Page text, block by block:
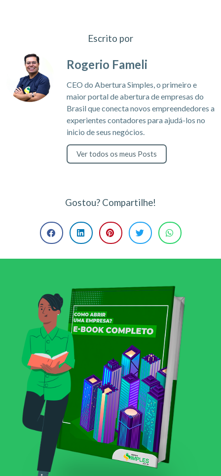
Escrito por
Rogerio Fameli
CEO do Abertura Simples, o primeiro e
maior portal de abertura de empresas do
Brasil que conecta novos empreendedores a
experientes contadores para ajudá-los no
inicio de seus negócios.
Ver todos os meus Posts
Gostou? Compartilhe!